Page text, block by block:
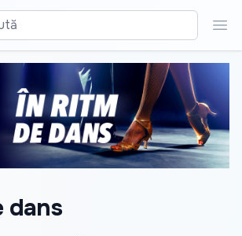
dans